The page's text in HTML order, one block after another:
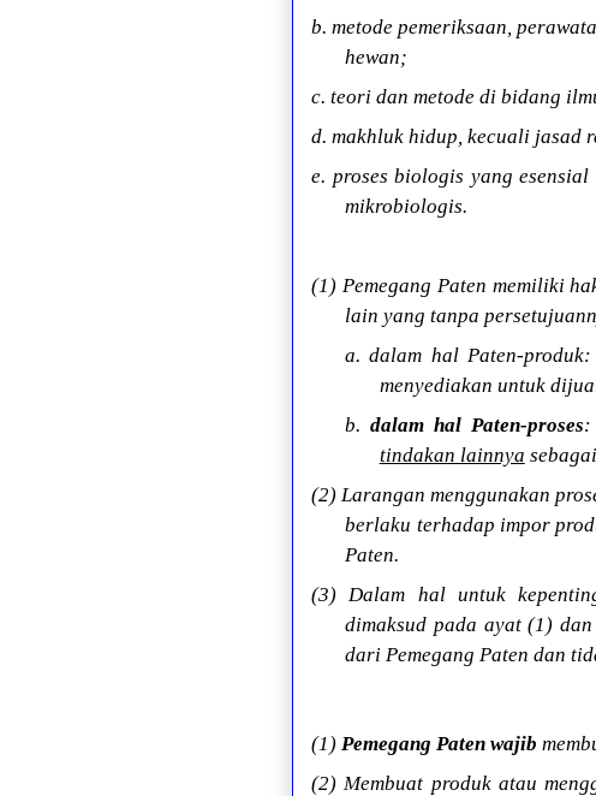
b. metode pemeriksaan,
hewan;
c. teori dan metode di bidang
d. makhluk hidup, kecuali jasad
e. proses biologis yang
mikrobiologis.
(1) Pemegang Paten memiliki
lain yang tanpa
a. dalam hal Paten-produk:
menyediakan untuk
b.dalam hal Paten-proses:
tindakan lainnya
(2) Larangan menggunakan
berlaku terhadap impor
Paten.
(3) Dalam hal untuk
dimaksud pada ayat (1)
dari Pemegang Paten dan
(1) Pemegang Paten wajib
(2) Membuat produk atau